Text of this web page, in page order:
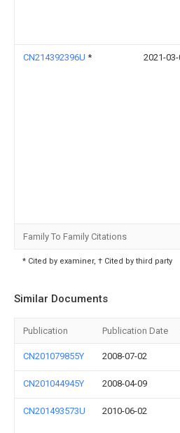
CN214392396U * 2021-
Family To Family Citations
* Cited by examiner, † Cited by third party
Similar Documents
Publication Publication Date
CN201079855Y 2008-07-02
CN201044945Y 2008-04-09
CN201493573U 2010-06-02